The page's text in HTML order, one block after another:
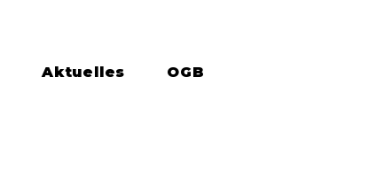
Aktuelles OGB